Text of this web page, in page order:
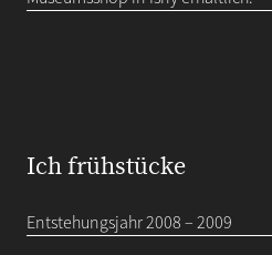
Ich frühstücke
Entstehungsjahr 2008 – 2009